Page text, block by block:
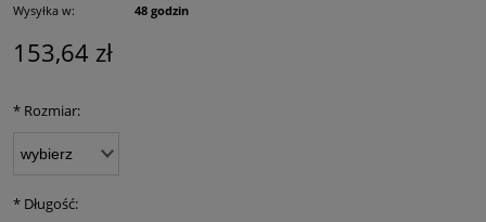
Wysyłka w:
48 godzin
153,64 zł
* Rozmiar:
* Długość: